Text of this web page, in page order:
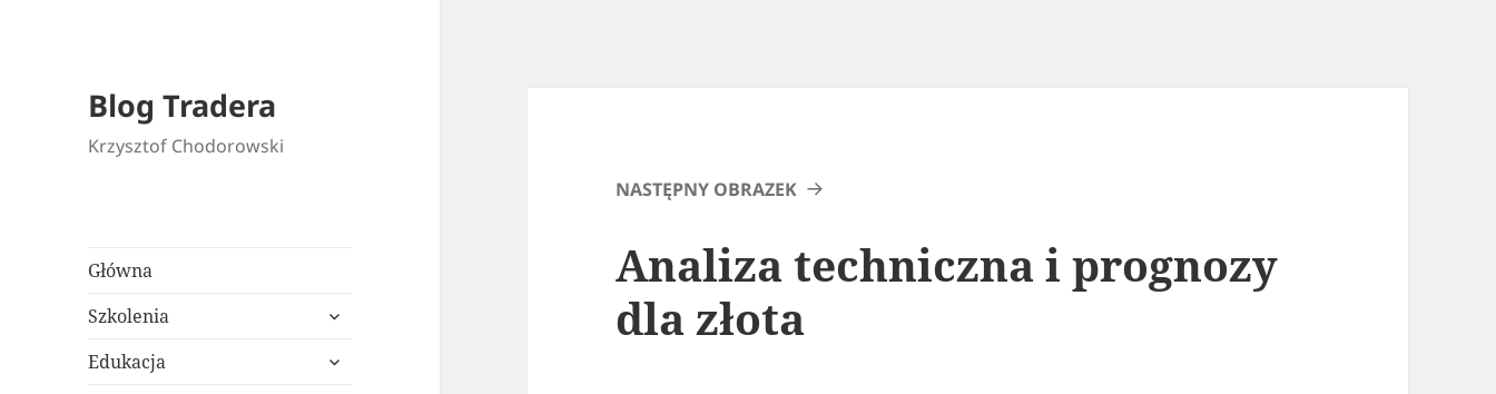
Blog Tradera
Krzysztof Chodorowski
Główna
Szkolenia
rozwiń
potomne
Edukacja
rozwiń
NASTĘPNY OBRAZEK
Analiza techniczna i prognozy
dla złota